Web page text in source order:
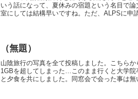
いう話になって、夏休みの宿題という名目で
室にしては結構早いですね。ただ、ALPSに申
（無題）
山陰旅行の写真を全て投稿しました。こちら
1GBを超してしまった…このまま行くと大学
と夕食を共にしました。同窓会で会った事は無